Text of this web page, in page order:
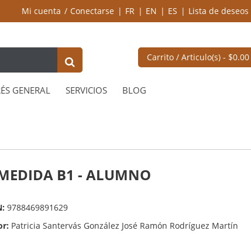
Mi cuenta Conectarse FR EN ES Lista de deseos
Carrito / Articulo(s) - $0.00
GENERAL SERVICIOS BLOG
B1 - ALUMNO
9788469891629
Patricia Santervás González José Ramón Rodríguez Martín